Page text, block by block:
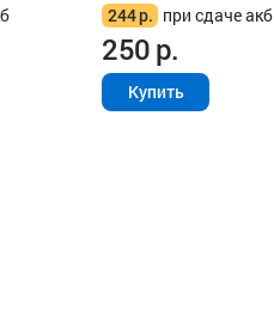
244р. при сдаче акб
250р.
Купить